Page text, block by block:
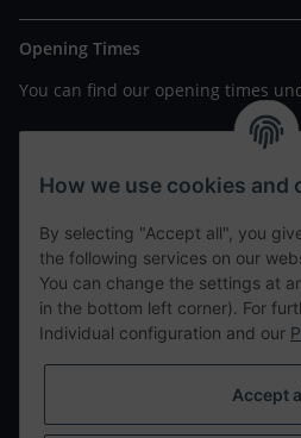
Opening Times
You can find our opening times
https://www.wannavapor.de/Filialen
your personal site
contact details
tweet
teilen
How we use cookies and
By selecting "Accept all", you
the following services on our
You can change the settings at
in the bottom left corner). For
Individual configuration and our
Accept